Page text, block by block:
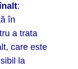
:
în
a trata
care este
la